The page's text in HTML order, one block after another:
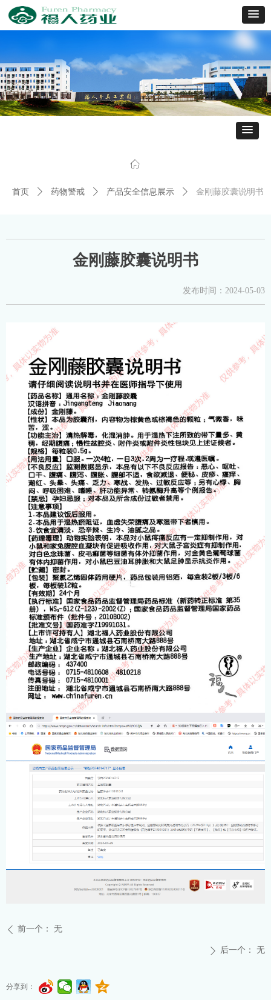
ꀇ
首页 ꄲ 药物警戒 ꄲ 产品安全信息展示 ꄲ 金刚藤胶囊说明书
金刚藤胶囊说明书
发布时间： 2024-05-03
ꄴ 前一个： 无
ꄲ 后一个： 无
分享到：